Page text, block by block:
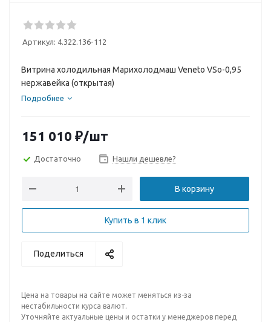
Артикул: 4.322.136-112
Витрина холодильная Марихолодмаш Veneto VSо-0,95
нержавейка (открытая)
Подробнее
151 010 ₽/шт
Достаточно Нашли дешевле?
В корзину
Купить в 1 клик
Поделиться
Цена на товары на сайте может меняться из-за
нестабильности курса валют.
Уточняйте актуальные цены и остатки у менеджеров перед